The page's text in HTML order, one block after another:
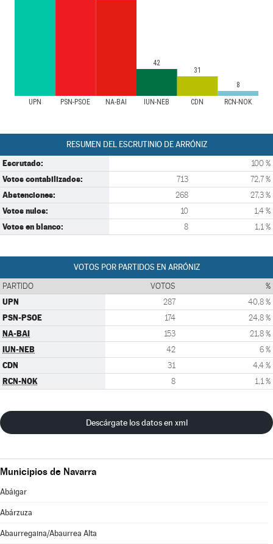
UPN PSN-PSOE NA-BAI IUN-NEB CDN RCN-NOK
42
31
8
RESUMEN DEL ESCRUTINIO DE ARRÓNIZ
Escrutado: 100 %
Votos contabilizados: 713 72,7 %
Abstenciones: 268 27,3 %
Votos nulos: 10 1,4 %
Votos en blanco: 8 1,1 %
VOTOS POR PARTIDOS EN ARRÓNIZ
PARTIDO VOTOS %
UPN 287 40,8 %
PSN-PSOE 174 24,8 %
NA-BAI 153 21,8 %
IUN-NEB 42 6 %
CDN 31 4,4 %
RCN-NOK 8 1,1 %
Descárgate los datos en xml
Municipios de Navarra
Abáigar
Abárzuza
Abaurregaina/Abaurrea Alta